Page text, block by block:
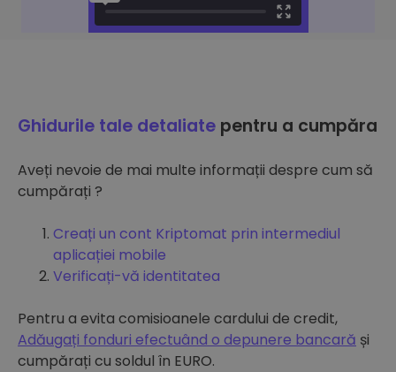
Ghidurile tale detaliate pentru a cumpăra
Aveți nevoie de mai multe informații despre cum să
cumpărați ?
Creați un cont Kriptomat prin intermediul
aplicației mobile
Verificați-vă identitatea
Pentru a evita comisioanele cardului de credit,
Adăugați fonduri efectuând o depunere bancară și
cumpărați cu soldul în EURO.